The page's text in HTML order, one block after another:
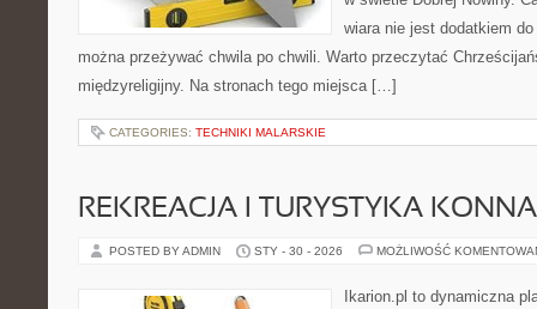
wiara nie jest dodatkiem
można przeżywać chwila po chwili. Warto przeczytać
międzyreligijny. Na stronach tego miejsca […]
CATEGORIES: TECHNIKI MALARSKIE
REKREACJA I TURYSTYKA KONNA
POSTED BY ADMIN STY - 30 - 2026 MOŻLIWOŚĆ
Ikarion.pl to dynamiczna